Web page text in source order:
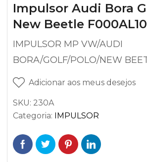
Impulsor Audi Bora
New Beetle
IMPULSOR MP VW/AUDI
BORA/GOLF/POLO/NEW
Adicionar aos meus desejos
SKU: 230A
Categoria: IMPULSOR